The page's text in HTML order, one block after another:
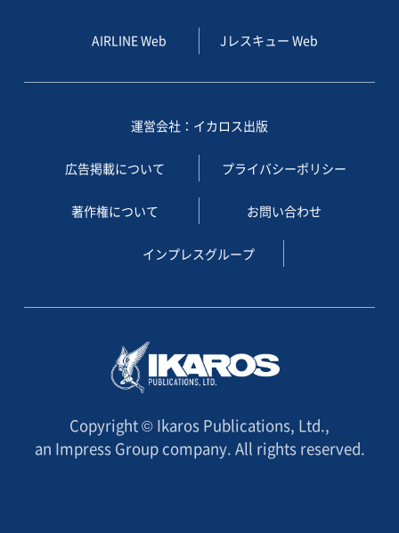
AIRLINE Web Jレスキュー Web
運営会社：イカロス出版
広告掲載について プライバシーポリシー
著作権について お問い合わせ
インプレスグループ
Copyright © Ikaros Publications, Ltd.,
an Impress Group company. All rights reserved.